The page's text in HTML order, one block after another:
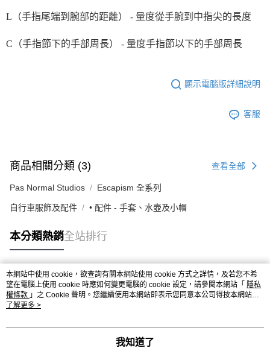
L（手指尾端到腕部的距離） - 量度從手腕到中指尖的長度
C（手指節下的手部周長） - 量度手指節以下的手部周長
顯示電腦版詳細說明
客服
商品相關分類 (3) 查看全部
Pas Normal Studios Escapism 全系列
自行車服飾及配件 • 配件 - 手套、水壺及小帽
本分類熱銷全站排行
熱門標籤
本網站中使用 cookie，欲查詢有關本網站使用 cookie 方式之詳情，及若您不希
望在電腦上使用 cookie 時應如何變更電腦的 cookie 設定，請參閱本網站「 隱私
權條款 」之 Cookie 聲明。您繼續使用本網站即表示您同意本公司得按本網站使
用條款之 Cookie 聲明使用 cookie。
了解更多 >
我知道了